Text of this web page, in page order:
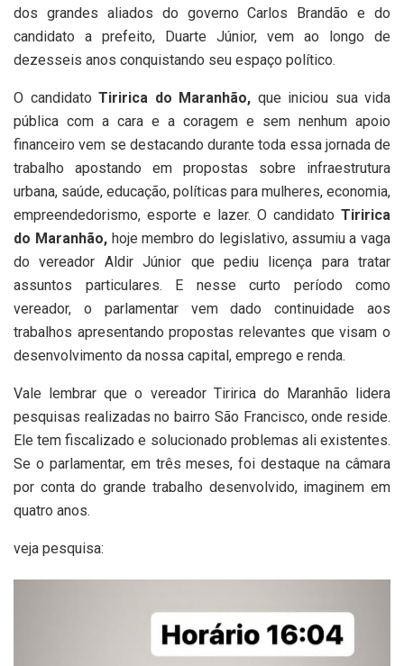
dos grandes aliados do governo Carlos Brandão e do
candidato a prefeito, Duarte Júnior, vem ao longo de
dezesseis anos conquistando seu espaço político.
O candidato Tiririca do Maranhão, que iniciou sua vida
pública com a cara e a coragem e sem nenhum apoio
financeiro vem se destacando durante toda essa jornada de
trabalho apostando em propostas sobre infraestrutura
urbana, saúde, educação, políticas para mulheres, economia,
empreendedorismo, esporte e lazer. O candidato Tiririca
do Maranhão,hoje membro do legislativo, assumiu a vaga
do vereador Aldir Júnior que pediu licença para tratar
assuntos particulares. E nesse curto período como
vereador, o parlamentar vem dado continuidade aos
trabalhos apresentando propostas relevantes que visam o
desenvolvimento da nossa capital, emprego e renda.
Vale lembrar que o vereador Tiririca do Maranhão lidera
pesquisas realizadas no bairro São Francisco, onde reside.
Ele tem fiscalizado e solucionado problemas ali existentes.
Se o parlamentar, em três meses, foi destaque na câmara
por conta do grande trabalho desenvolvido, imaginem em
quatro anos.
veja pesquisa: